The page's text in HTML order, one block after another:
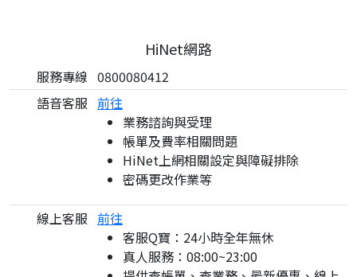
HiNet網路
服務專線 0800080412
語音客服 前往
業務諮詢與受理
帳單及費率相關問題
HiNet上網相關設定與障礙排除
密碼更改作業等
線上客服 前往
客服Q寶：24小時全年無休
真人服務：08:00~23:00